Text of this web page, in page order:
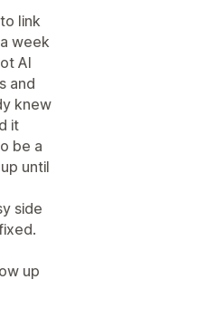
link
week
AI
and
knew
it
be a
until
side
up